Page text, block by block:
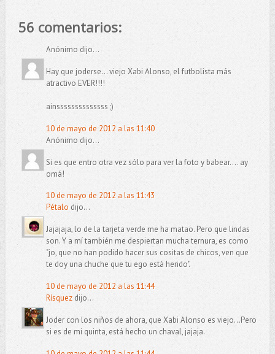
56 comentarios:
Anónimo dijo...
Hay que joderse... viejo Xabi Alonso, el futbolista más
atractivo EVER!!!!
ainssssssssssssss ;)
10 de mayo de 2012 a las 11:40
Anónimo dijo...
Si es que entro otra vez sólo para ver la foto y babear.... ay
omá!
10 de mayo de 2012 a las 11:43
Pétalo dijo...
Jajajaja, lo de la tarjeta verde me ha matao. Pero que lindas
son. Y a mí también me despiertan mucha ternura, es como
"jo, que no han podido hacer sus cositas de chicos, ven que
te doy una chuche que tu ego está herido".
10 de mayo de 2012 a las 11:44
Rísquezdijo...
Joder con los niños de ahora, que Xabi Alonso es viejo...Pero
si es de mi quinta, está hecho un chaval, jajaja.